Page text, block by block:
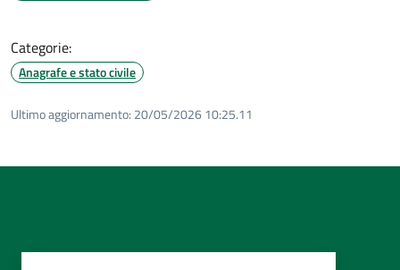
Categorie:
Anagrafe e stato civile
Ultimo aggiornamento: 20/05/2026 10:25.11